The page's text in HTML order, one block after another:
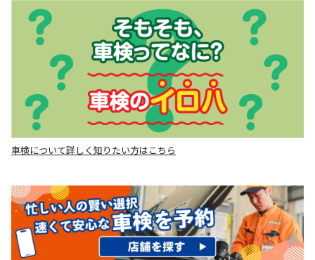
車検について詳しく知りたい方はこちら